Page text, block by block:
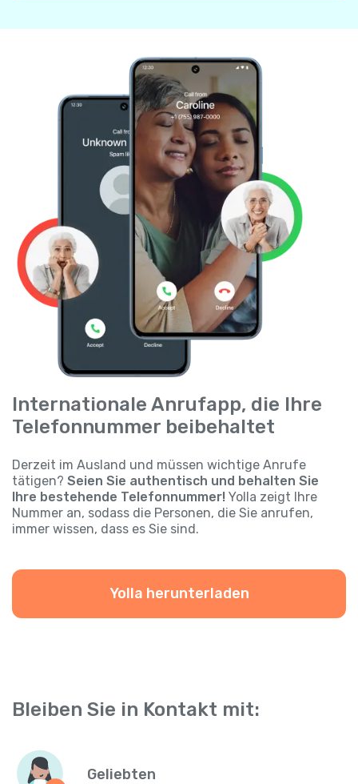
Internationale Anrufapp, die Ihre
Telefonnummer beibehaltet
Derzeit im Ausland und müssen wichtige Anrufe
tätigen? Seien Sie authentisch und behalten Sie
Ihre bestehende Telefonnummer! Yolla zeigt Ihre
Nummer an, sodass die Personen, die Sie anrufen,
immer wissen, dass es Sie sind.
Yolla herunterladen
Bleiben Sie in Kontakt mit:
Geliebten